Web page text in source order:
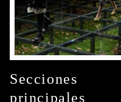
Secciones
principales